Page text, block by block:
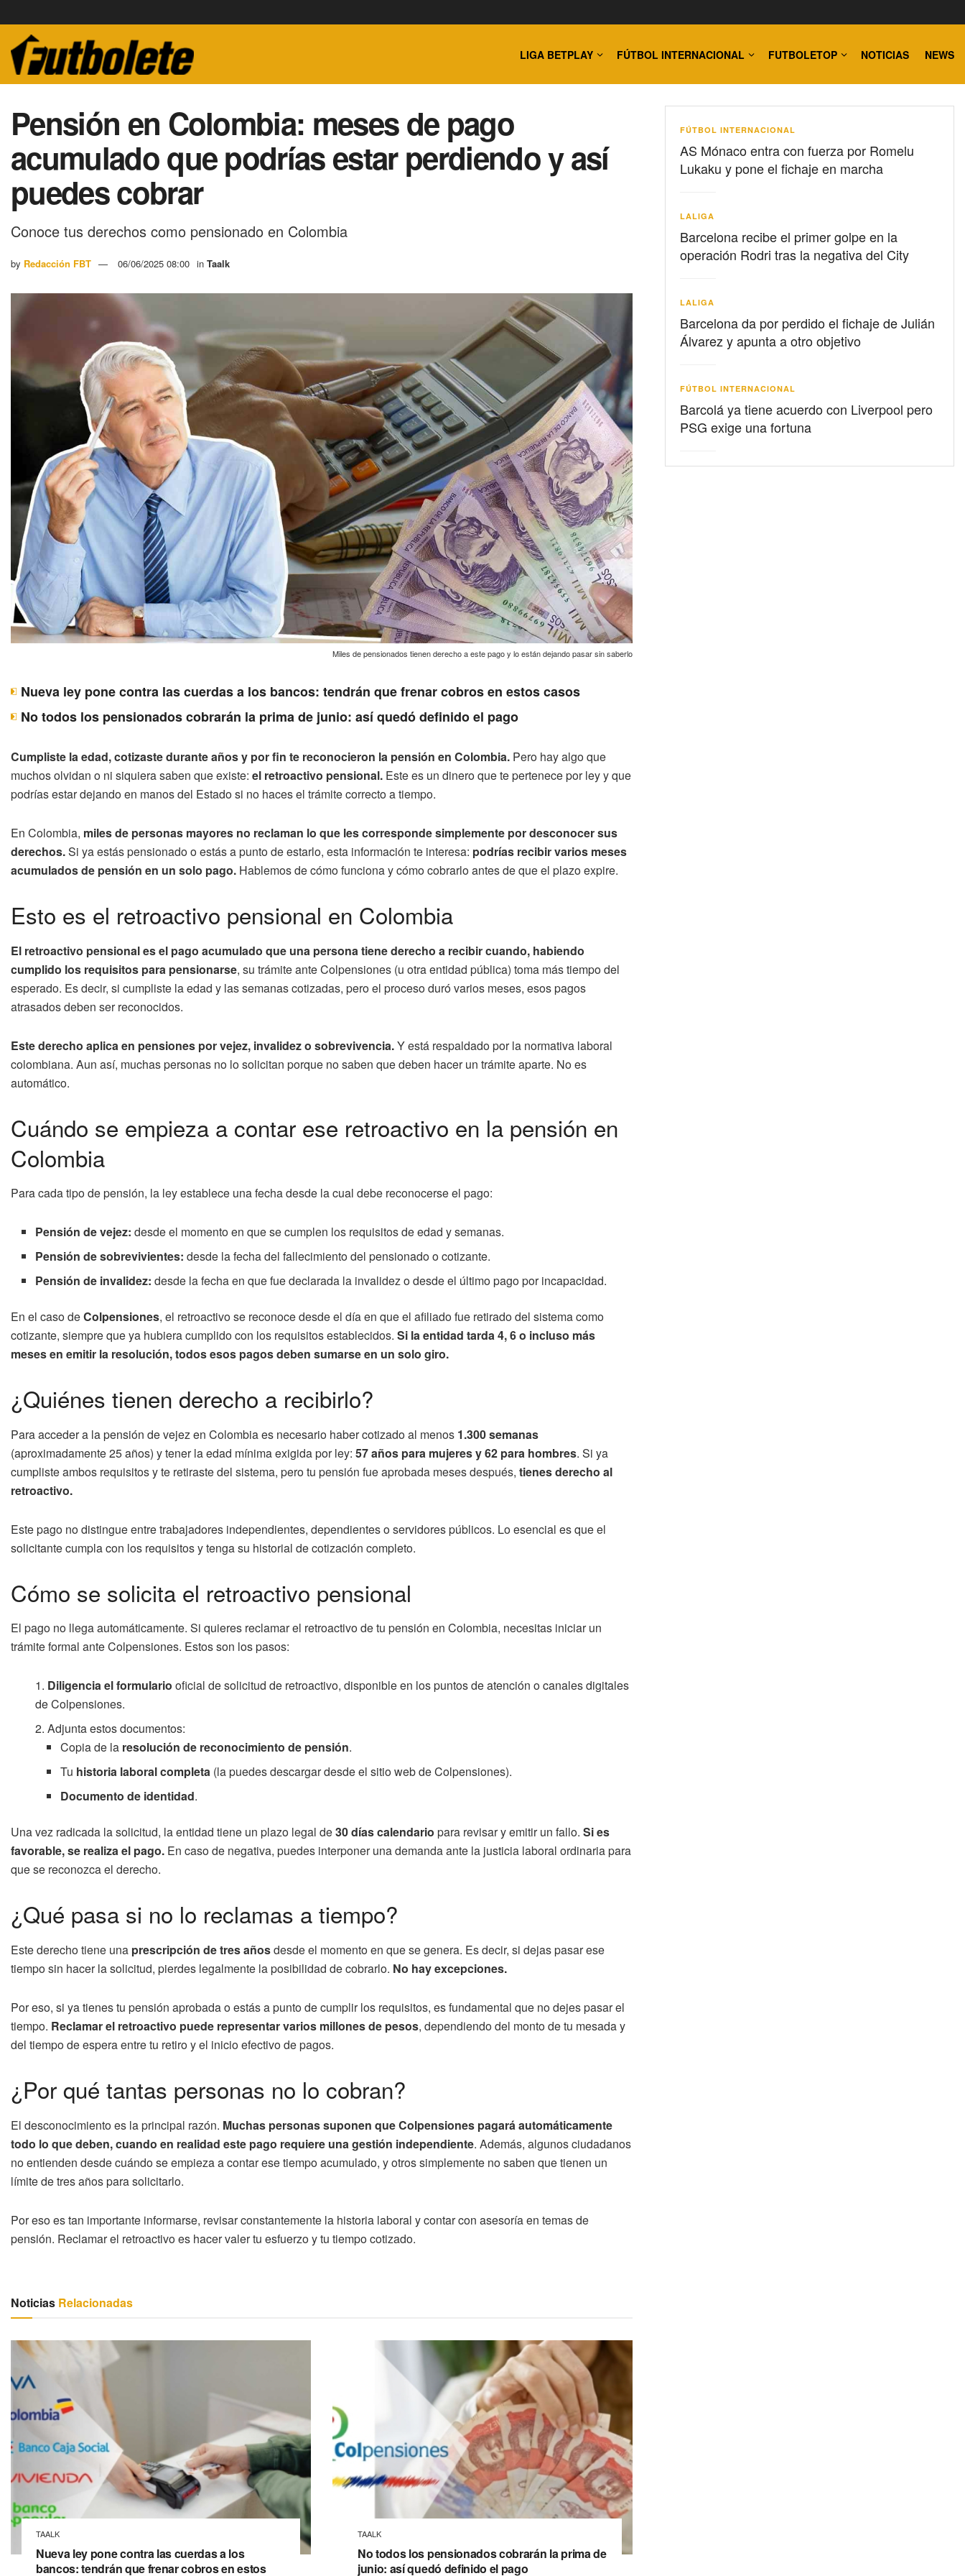
LIGA BETPLAY FÚTBOL INTERNACIONAL FUTBOLETOP NOTICIAS NEWS
Pensión en Colombia: meses de pago
acumulado que podrías estar perdiendo y así
puedes cobrar
Conoce tus derechos como pensionado en Colombia
by Redacción FBT 06/06/2025 08:00 in Taalk
Miles de pensionados tienen derecho a este pago y lo están dejando pasar sin saberlo
Nueva ley pone contra las cuerdas a los bancos: tendrán que frenar cobros en estos casos
No todos los pensionados cobrarán la prima de junio: así quedó definido el pago
Cumpliste la edad, cotizaste durante años y por fin te reconocieron la pensión en Colombia. Pero hay algo que
muchos olvidan o ni siquiera saben que existe: el retroactivo pensional. Este es un dinero que te pertenece por ley y que
podrías estar dejando en manos del Estado si no haces el trámite correcto a tiempo.
En Colombia, miles de personas mayores no reclaman lo que les corresponde simplemente por desconocer sus
derechos.Si ya estás pensionado o estás a punto de estarlo, esta información te interesa: podrías recibir varios meses
acumulados de pensión en un solo pago. Hablemos de cómo funciona y cómo cobrarlo antes de que el plazo expire.
Esto es el retroactivo pensional en Colombia
El retroactivo pensional es el pago acumulado que una persona tiene derecho a recibir cuando, habiendo
cumplido los requisitos para pensionarse, su trámite ante Colpensiones (u otra entidad pública) toma más tiempo del
esperado. Es decir, si cumpliste la edad y las semanas cotizadas, pero el proceso duró varios meses, esos pagos
atrasados deben ser reconocidos.
Este derecho aplica en pensiones por vejez, invalidez o sobrevivencia.Y está respaldado por la normativa laboral
colombiana. Aun así, muchas personas no lo solicitan porque no saben que deben hacer un trámite aparte. No es
automático.
Cuándo se empieza a contar ese retroactivo en la pensión en
Colombia
Para cada tipo de pensión, la ley establece una fecha desde la cual debe reconocerse el pago:
Pensión de vejez: desde el momento en que se cumplen los requisitos de edad y semanas.
Pensión de sobrevivientes: desde la fecha del fallecimiento del pensionado o cotizante.
Pensión de invalidez: desde la fecha en que fue declarada la invalidez o desde el último pago por incapacidad.
En el caso deColpensiones, el retroactivo se reconoce desde el día en que el afiliado fue retirado del sistema como
cotizante, siempre que ya hubiera cumplido con los requisitos establecidos. Si la entidad tarda 4, 6 o incluso más
meses en emitir la resolución, todos esos pagos deben sumarse en un solo giro.
¿Quiénes tienen derecho a recibirlo?
Para acceder a la pensión de vejez en Colombia es necesario haber cotizado al menos 1.300 semanas
(aproximadamente 25 años) y tener la edad mínima exigida por ley: 57 años para mujeres y 62 para hombres. Si ya
cumpliste ambos requisitos y te retiraste del sistema, pero tu pensión fue aprobada meses después, tienes derecho al
retroactivo.
Este pago no distingue entre trabajadores independientes, dependientes o servidores públicos. Lo esencial es que el
solicitante cumpla con los requisitos y tenga su historial de cotización completo.
Cómo se solicita el retroactivo pensional
El pago no llega automáticamente. Si quieres reclamar el retroactivo de tu pensión en Colombia, necesitas iniciar un
trámite formal ante Colpensiones. Estos son los pasos:
Diligencia el formulario oficial de solicitud de retroactivo, disponible en los puntos de atención o canales digitales
de Colpensiones.
Adjunta estos documentos:
Copia de la resolución de reconocimiento de pensión.
Tu historia laboral completa(la puedes descargar desde el sitio web de Colpensiones).
Documento de identidad.
Una vez radicada la solicitud, la entidad tiene un plazo legal de30 días calendario para revisar y emitir un fallo. Si es
favorable, se realiza el pago. En caso de negativa, puedes interponer una demanda ante la justicia laboral ordinaria para
que se reconozca el derecho.
¿Qué pasa si no lo reclamas a tiempo?
Este derecho tiene una prescripción de tres añosdesde el momento en que se genera. Es decir, si dejas pasar ese
tiempo sin hacer la solicitud, pierdes legalmente la posibilidad de cobrarlo. No hay excepciones.
Por eso, si ya tienes tu pensión aprobada o estás a punto de cumplir los requisitos, es fundamental que no dejes pasar el
tiempo. Reclamar el retroactivo puede representar varios millones de pesos, dependiendo del monto de tu mesada y
del tiempo de espera entre tu retiro y el inicio efectivo de pagos.
¿Por qué tantas personas no lo cobran?
El desconocimiento es la principal razón. Muchas personas suponen que Colpensiones pagará automáticamente
todo lo que deben, cuando en realidad este pago requiere una gestión independiente. Además, algunos ciudadanos
no entienden desde cuándo se empieza a contar ese tiempo acumulado, y otros simplemente no saben que tienen un
límite de tres años para solicitarlo.
Por eso es tan importante informarse, revisar constantemente la historia laboral y contar con asesoría en temas de
pensión. Reclamar el retroactivo es hacer valer tu esfuerzo y tu tiempo cotizado.
Noticias Relacionadas
TAALK
Nueva ley pone contra las cuerdas a los
bancos: tendrán que frenar cobros en estos
TAALK
No todos los pensionados cobrarán la prima de
junio: así quedó definido el pago
FÚTBOL INTERNACIONAL
AS Mónaco entra con fuerza por Romelu
Lukaku y pone el fichaje en marcha
LALIGA
Barcelona recibe el primer golpe en la
operación Rodri tras la negativa del City
LALIGA
Barcelona da por perdido el fichaje de Julián
Álvarez y apunta a otro objetivo
FÚTBOL INTERNACIONAL
Barcolá ya tiene acuerdo con Liverpool pero
PSG exige una fortuna